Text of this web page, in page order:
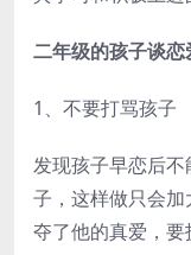
二年级的孩子谈恋
1、不要打骂孩子
发现孩子早恋后
子，这样做只会
夺了他的真爱，要